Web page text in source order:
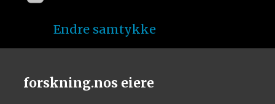
Endre samtykke
forskning.nos eiere